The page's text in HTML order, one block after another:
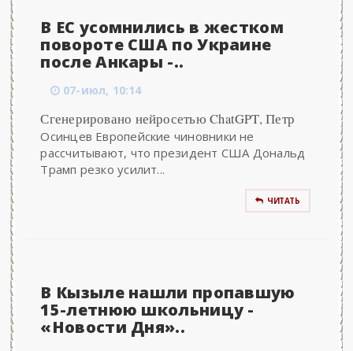
В ЕС усомнились в жестком
повороте США по Украине
после Анкары -..
07-июл, 10:14
Сгенерировано нейросетью ChatGPT, Петр
Осинцев Европейские чиновники не
рассчитывают, что президент США Дональд
Трамп резко усилит...
ЧИТАТЬ
В Кызыле нашли пропавшую
15-летнюю школьницу -
«Новости Дня»..